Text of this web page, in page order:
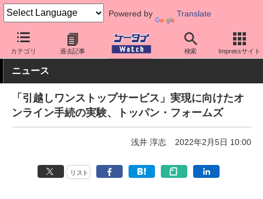
Powered by Translate
カテゴリ 過去記事 検索 Impressサイト
ケータイ Watch アプリ・サービス その他
ニュース
「引越しワンストップサービス」実現に向けたオ
ンライン手続の実験、トッパン・フォームズ
浅井 淳志 2022年2月5日 10:00
リスト